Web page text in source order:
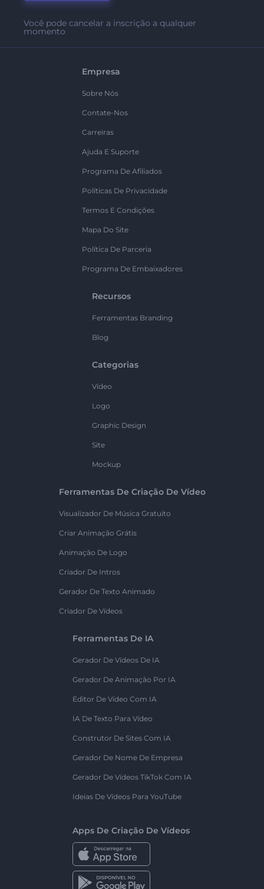
Você pode cancelar a inscrição a qualquer
momento
Empresa
Sobre Nós
Contate-Nos
Carreiras
Ajuda E Suporte
Programa De Afiliados
Políticas De Privacidade
Termos E Condições
Mapa Do Site
Política De Parceria
Programa De Embaixadores
Recursos
Ferramentas Branding
Blog
Categorias
Vídeo
Logo
Graphic Design
Site
Mockup
Ferramentas De Criação De Vídeo
Visualizador De Música Gratuito
Criar Animação Grátis
Animação De Logo
Criador De Intros
Gerador De Texto Animado
Criador De Vídeos
Ferramentas De IA
Gerador De Vídeos De IA
Gerador De Animação Por IA
Editor De Vídeo Com IA
IA De Texto Para Vídeo
Construtor De Sites Com IA
Gerador De Nome De Empresa
Gerador De Vídeos TikTok Com IA
Ideias De Vídeos Para YouTube
Apps De Criação De Vídeos